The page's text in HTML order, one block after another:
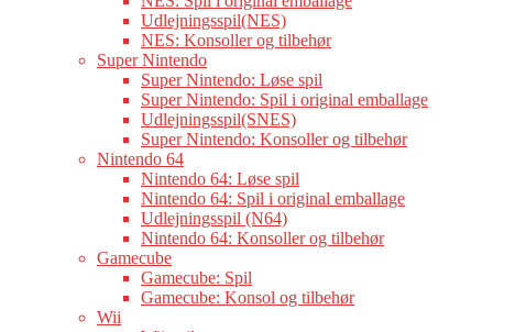
Udlejningsspil(NES)
NES: Konsoller og tilbehør
Super Nintendo
Super Nintendo: Løse spil
Super Nintendo: Spil i original emballage
Udlejningsspil(SNES)
Super Nintendo: Konsoller og tilbehør
Nintendo 64
Nintendo 64: Løse spil
Nintendo 64: Spil i original emballage
Udlejningsspil (N64)
Nintendo 64: Konsoller og tilbehør
Gamecube
Gamecube: Spil
Gamecube: Konsol og tilbehør
Wii